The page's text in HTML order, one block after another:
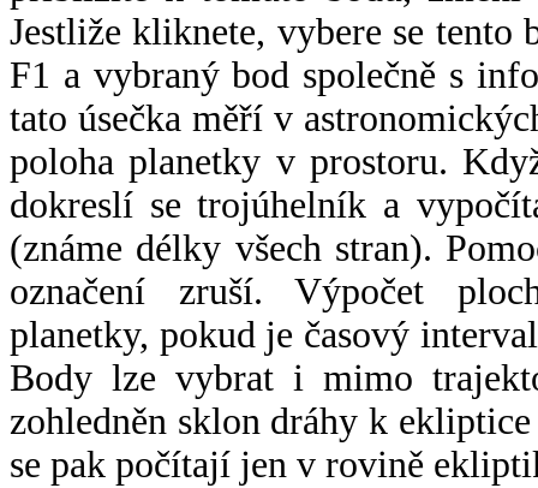
Jestliže kliknete, vybere se tento
F1 a vybraný bod společně s
tato úsečka měří v
poloha planetky v prostoru.
dokreslí se trojúhelník a
(známe délky všech stran).
označení zruší. Výpočet
planetky, pokud je časový
Body lze vybrat i mimo
zohledněn sklon dráhy k
se pak počítají jen v rovině